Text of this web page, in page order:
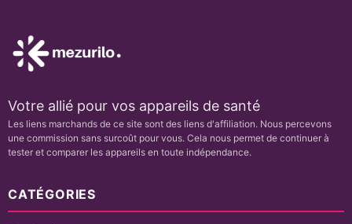
Votre allié pour vos appareils de santé
Les liens marchands de ce site sont des liens d'affiliation. Nous percevons
une commission sans surcoût pour vous. Cela nous permet de continuer à
tester et comparer les appareils en toute indépendance.
CATÉGORIES